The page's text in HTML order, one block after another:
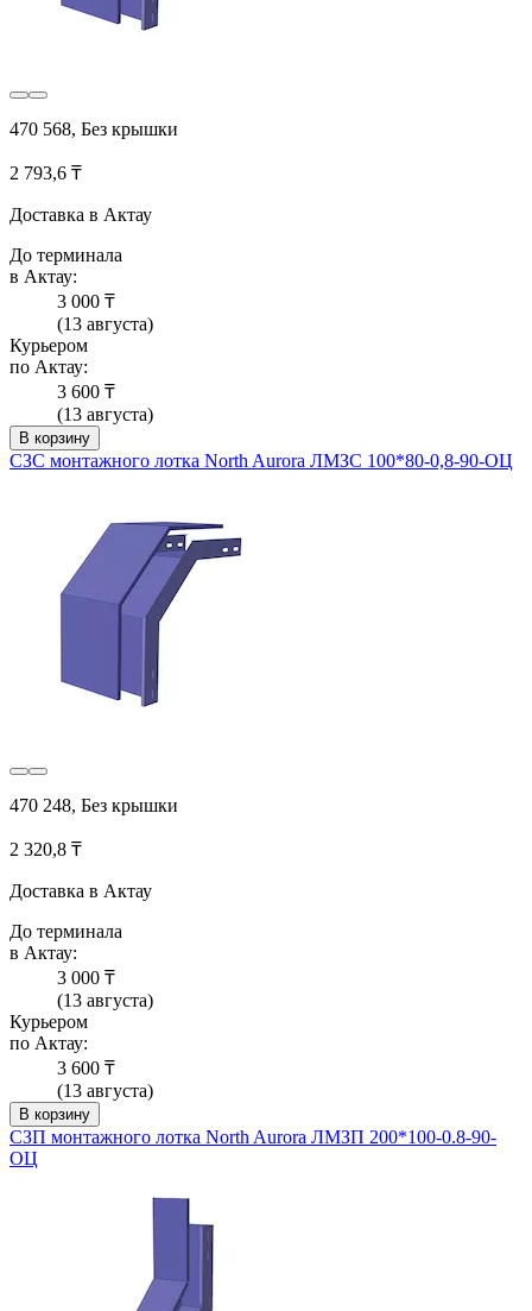
470 568, Без крышки
2 793,6 ₸
Доставка в Актау
До терминала
в Актау:
3 000 ₸
(13 августа)
Курьером
по Актау:
3 600 ₸
(13 августа)
В корзину
СЗС монтажного лотка North Aurora ЛМЗС 100*80-0,8-90-ОЦ
470 248, Без крышки
2 320,8 ₸
Доставка в Актау
До терминала
в Актау:
3 000 ₸
(13 августа)
Курьером
по Актау:
3 600 ₸
(13 августа)
В корзину
СЗП монтажного лотка North Aurora ЛМЗП 200*100-0.8-90-
ОЦ